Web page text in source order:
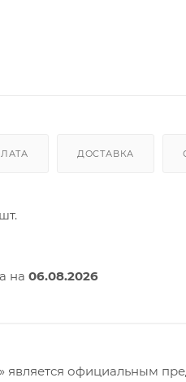
ДОСТАВКА
шт.
на 06.08.2026
официальным